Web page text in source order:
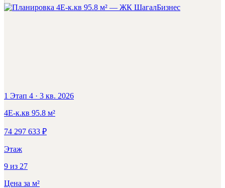
Бизнес
1 Этап 4 · 3 кв. 2026
4Е-к.кв 95.8 м²
74 297 633 ₽
Этаж
9 из 27
Цена за м²